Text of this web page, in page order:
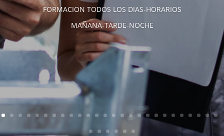
FORMACION TODOS LOS DIAS-HORARIOS
MAÑANA-TARDE-NOCHE